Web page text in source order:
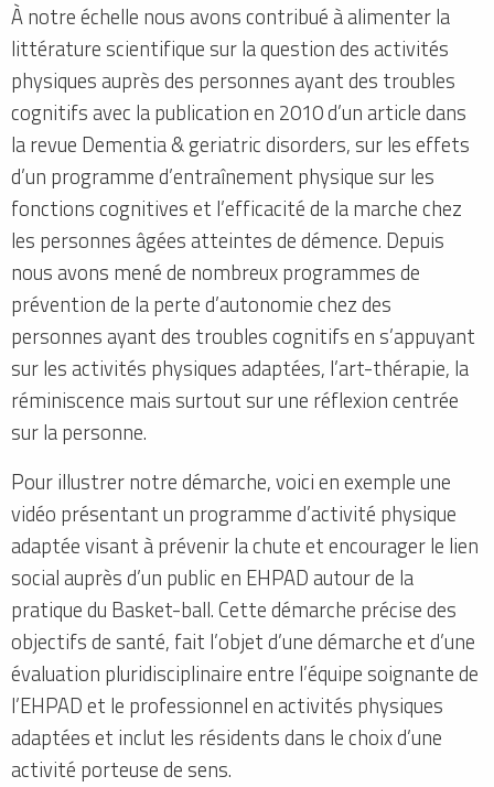
À notre échelle nous avons contribué à alimenter la
littérature scientifique sur la question des activités
physiques auprès des personnes ayant des troubles
cognitifs avec la publication en 2010 d’un article dans
la revue Dementia & geriatric disorders, sur les effets
d’un programme d’entraînement physique sur les
fonctions cognitives et l’efficacité de la marche chez
les personnes âgées atteintes de démence. Depuis
nous avons mené de nombreux programmes de
prévention de la perte d’autonomie chez des
personnes ayant des troubles cognitifs en s’appuyant
sur les activités physiques adaptées, l’art-thérapie, la
réminiscence mais surtout sur une réflexion centrée
sur la personne.
Pour illustrer notre démarche, voici en exemple une
vidéo présentant un programme d’activité physique
adaptée visant à prévenir la chute et encourager le lien
social auprès d’un public en EHPAD autour de la
pratique du Basket-ball. Cette démarche précise des
objectifs de santé, fait l’objet d’une démarche et d’une
évaluation pluridisciplinaire entre l’équipe soignante de
l’EHPAD et le professionnel en activités physiques
adaptées et inclut les résidents dans le choix d’une
activité porteuse de sens.